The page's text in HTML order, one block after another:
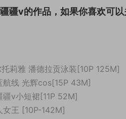
疆v的作品，如果你喜欢可
莉雅 潘德拉贡泳装[10P 125M]
航线 光辉cos[15P 43M]
v小短裙[11P 52M]
女王 [10P-142M]